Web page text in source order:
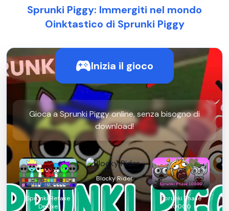
Sprunki Piggy: Immergiti nel mondo
Oinktastico di Sprunki Piggy
Inizia il gioco
Gioca a Sprunki Piggy online, senza bisogno di
download!
Sprunki Retake
Deluxe
Blocky Rider
Sprunki Phase
10000